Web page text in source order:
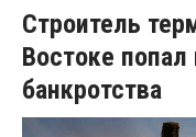
Строитель
Востоке
банкротства